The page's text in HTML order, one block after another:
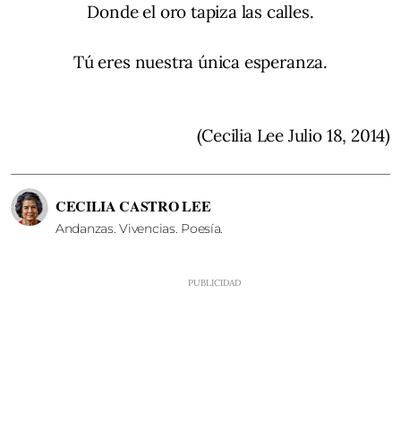
Donde el oro tapiza las calles.
Tú eres nuestra única esperanza.
(Cecilia Lee Julio 18, 2014)
CECILIA CASTRO LEE
Andanzas. Vivencias. Poesía.